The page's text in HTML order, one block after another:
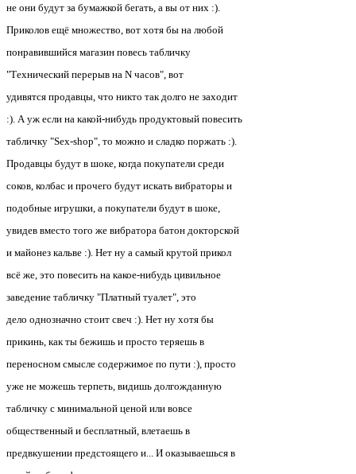
не они будут за бумажкой бегать, а вы от них :).
Приколов ещё множество, вот хотя бы на любой
понравившийся магазин повесь табличку
"Технический перерыв на N часов", вот
удивятся продавцы, что никто так долго не заходит
:). А уж если на какой-нибудь продуктовый повесить
табличку "Sex-shop", то можно и сладко поржать :).
Продавцы будут в шоке, когда покупатели среди
соков, колбас и прочего будут искать вибраторы и
подобные игрушки, а покупатели будут в шоке,
увидев вместо того же вибратора батон докторской
и майонез кальве :). Нет ну а самый крутой прикол
всё же, это повесить на какое-нибудь цивильное
заведение табличку "Платный туалет", это
дело однозначно стоит свеч :). Нет ну хотя бы
прикинь, как ты бежишь и просто теряешь в
переносном смысле содержимое по пути :), просто
уже не можешь терпеть, видишь долгожданную
табличку с минимальной ценой или вовсе
общественный и бесплатный, влетаешь в
предвкушении предстоящего и... И оказываешься в